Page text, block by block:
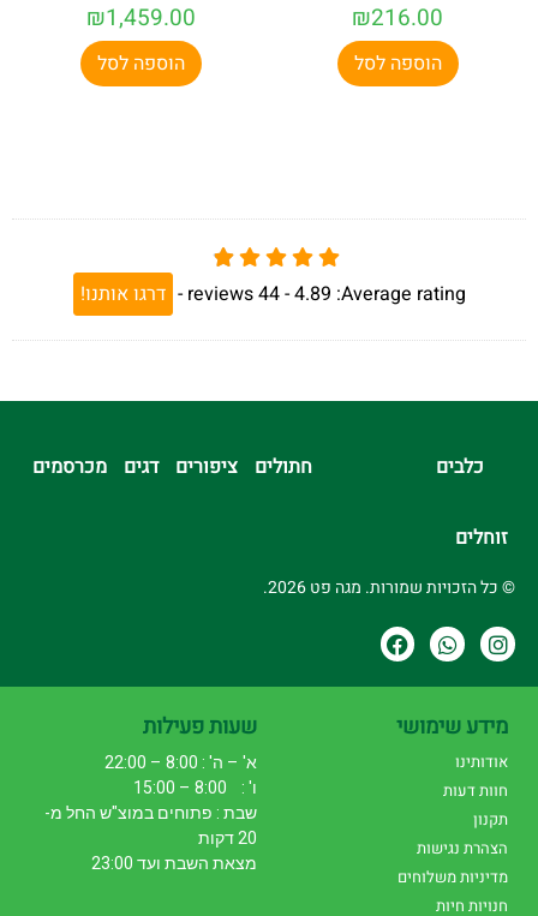
₪216.00
הוספה לסל
₪1,459.00
הוספה לסל
Average rating:
4.89 -
44
reviews
- דרגו אותנו!
כלבים חתולים ציפורים דגים מכרסמים
זוחלים
© כל הזכויות שמורות. מגה פט 2026.
מידע שימושי
אודותינו
חוות דעות
תקנון
הצהרת נגישות
מדיניות משלוחים
חנויות חיות
שעות פעילות
א' – ה' : 8:00 – 22:00
ו' : 8:00 – 15:00
שבת : פתוחים במוצ"ש החל מ-
20 דקות
מצאת השבת ועד 23:00